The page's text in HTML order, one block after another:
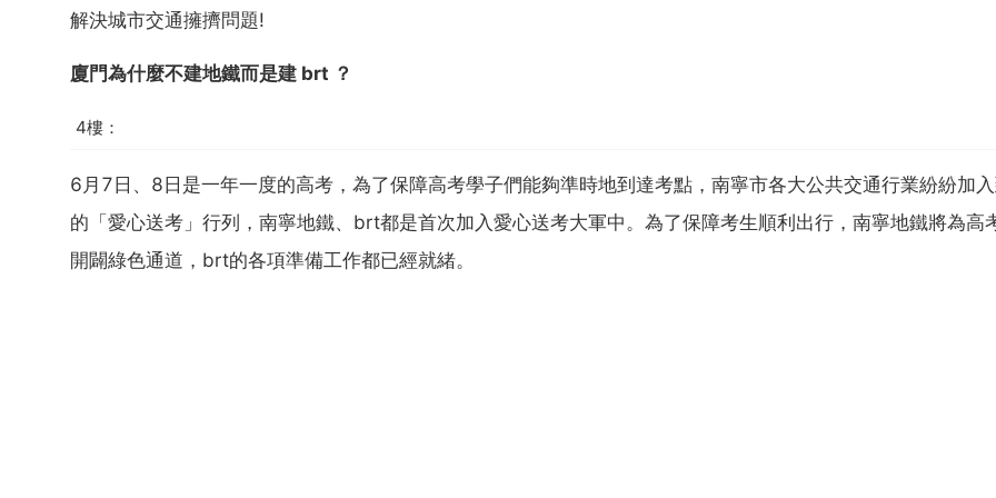
解決城市交通擁擠問題!
廈門為什麼不建地鐵而是建 brt ？
4樓：
6月7日、8日是一年一度的高考，為了保障高考學子們能夠準時地到達考點，南寧市各大公共交通行業紛紛加
的「愛心送考」行列，南寧地鐵、brt都是首次加入愛心送考大軍中。為了保障考生順利出行，南寧地鐵將為高
開闢綠色通道，brt的各項準備工作都已經就緒。